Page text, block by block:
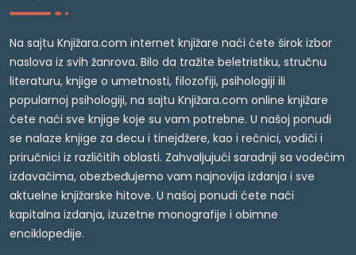
Na sajtu Knjižara.com internet knjižare naći ćete širok izbor
naslova iz svih žanrova. Bilo da tražite beletristiku, stručnu
literaturu, knjige o umetnosti, filozofiji, psihologiji ili
popularnoj psihologiji, na sajtu Knjižara.com online knjižare
ćete naći sve knjige koje su vam potrebne. U našoj ponudi
se nalaze knjige za decu i tinejdžere, kao i rečnici, vodiči i
priručnici iz različitih oblasti. Zahvaljujući saradnji sa vodećim
izdavačima, obezbeđujemo vam najnovija izdanja i sve
aktuelne knjižarske hitove. U našoj ponudi ćete naći
kapitalna izdanja, izuzetne monografije i obimne
enciklopedije.